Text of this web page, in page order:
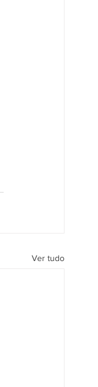
Ver tudo